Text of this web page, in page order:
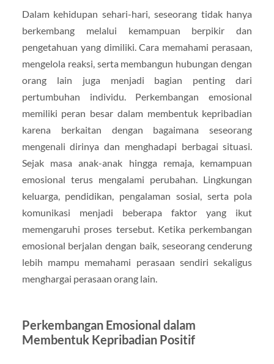
Dalam kehidupan sehari-hari, seseorang tidak hanya
berkembang melalui kemampuan berpikir dan
pengetahuan yang dimiliki. Cara memahami perasaan,
mengelola reaksi, serta membangun hubungan dengan
orang lain juga menjadi bagian penting dari
pertumbuhan individu. Perkembangan emosional
memiliki peran besar dalam membentuk kepribadian
karena berkaitan dengan bagaimana seseorang
mengenali dirinya dan menghadapi berbagai situasi.
Sejak masa anak-anak hingga remaja, kemampuan
emosional terus mengalami perubahan. Lingkungan
keluarga, pendidikan, pengalaman sosial, serta pola
komunikasi menjadi beberapa faktor yang ikut
memengaruhi proses tersebut. Ketika perkembangan
emosional berjalan dengan baik, seseorang cenderung
lebih mampu memahami perasaan sendiri sekaligus
menghargai perasaan orang lain.
Perkembangan Emosional dalam
Membentuk Kepribadian Positif